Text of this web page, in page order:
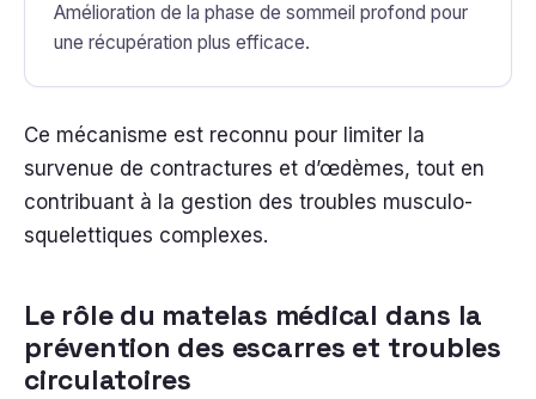
Amélioration de la phase de sommeil profond pour
une récupération plus efficace.
Ce mécanisme est reconnu pour limiter la
survenue de contractures et d’œdèmes, tout en
contribuant à la gestion des troubles musculo-
squelettiques complexes.
Le rôle du matelas médical dans la
prévention des escarres et troubles
circulatoires